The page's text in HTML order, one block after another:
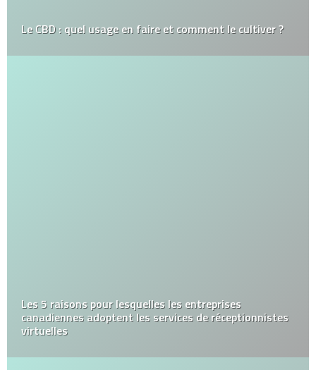
Le CBD : quel usage en faire et comment le cultiver ?
Les 5 raisons pour lesquelles les entreprises
canadiennes adoptent les services de réceptionnistes
virtuelles